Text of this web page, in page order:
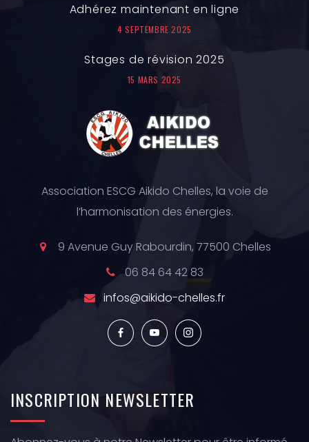
Adhérez maintenant en ligne
4 SEPTEMBRE 2025
Stages de révision 2025
15 MARS 2025
Association ESCG Aikido Chelles, la voie de
l’harmonisation des énergies.
9 Avenue Guy Rabourdin, 77500 Chelles
06 84 64 42 83
infos@aikido-chelles.fr
INSCRIPTION NEWSLETTER